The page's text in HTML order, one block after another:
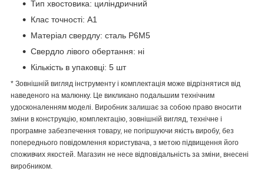
Тип хвостовика: циліндричний
Клас точності: А1
Матеріал свердлу: сталь P6M5
Свердло лівого обертання: ні
Кількість в упаковці: 5 шт
* Зовнішній вигляд інструменту і комплектація може відрізнятися від
наведеного на малюнку. Це викликано подальшим технічним
удосконаленням моделі. Виробник залишає за собою право вносити
зміни в конструкцію, комплектацію, зовнішній вигляд, технічне і
програмне забезпечення товару, не погіршуючи якість виробу, без
попереднього повідомлення користувача, з метою підвищення його
споживчих якостей. Магазин не несе відповідальність за зміни, внесені
виробником.